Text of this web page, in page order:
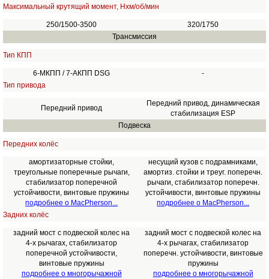
Максимальный крутящий момент, Нхм/об/мин
250/1500-3500
320/1750
Трансмиссия
Тип КПП
6-МКПП / 7-АКПП DSG
-
Тип привода
Передний привод
Передний привод, динамическая
стабилизация ESP
Подвеска
Передних колёс
амортизаторные стойки,
треугольные поперечные рычаги,
стабилизатор поперечной
устойчивости, винтовые пружины
подробнее о MacPherson...
несущий кузов с подрамниками,
амортиз. стойки и треуг. поперечн.
рычаги, стабилизатор поперечн.
устойчивости, винтовые пружины
подробнее о MacPherson...
Задних колёс
задний мост с подвеской колес на
4-х рычагах, стабилизатор
поперечной устойчивости,
винтовые пружины
подробнее о многорычажной
задний мост с подвеской колес на
4-х рычагах, стабилизатор
поперечн. устойчивости, винтовые
пружины
подробнее о многорычажной